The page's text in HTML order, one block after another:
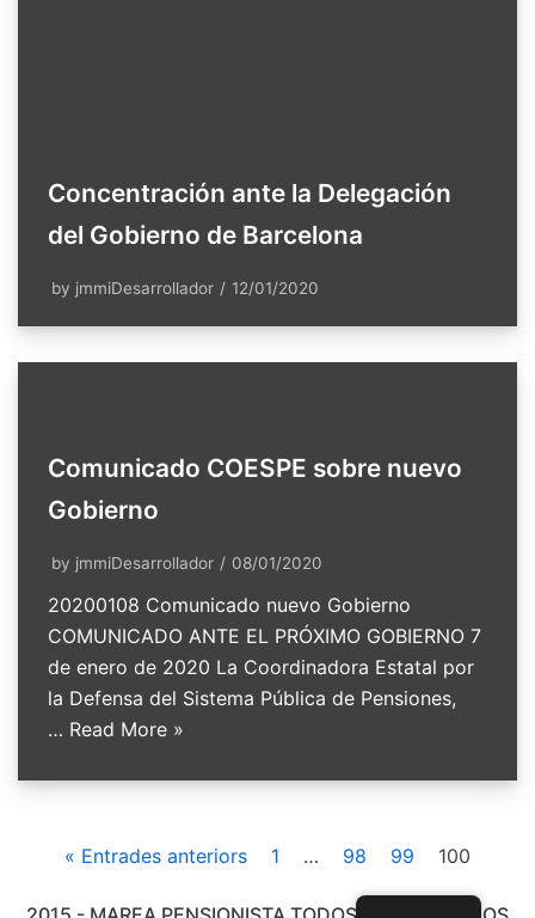
Concentración ante la Delegación
del Gobierno de Barcelona
by jmmiDesarrollador 12/01/2020
Comunicado COESPE sobre nuevo
Gobierno
by jmmiDesarrollador 08/01/2020
20200108 Comunicado nuevo Gobierno
COMUNICADO ANTE EL PRÓXIMO GOBIERNO 7
de enero de 2020 La Coordinadora Estatal por
la Defensa del Sistema Pública de Pensiones,
… Read More »
« Entrades anteriors 1 … 98 99 100